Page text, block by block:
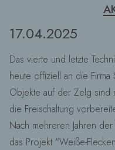
17.04.2025
Das vierte und letzte
heute offiziell an die
Objekte auf der Zelg
die Freischaltung
Nach mehreren Jahren
das Projekt "Weiße-